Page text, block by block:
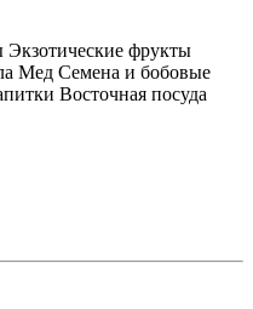
Экзотические фрукты
Мед Семена и бобовые
Восточная посуда